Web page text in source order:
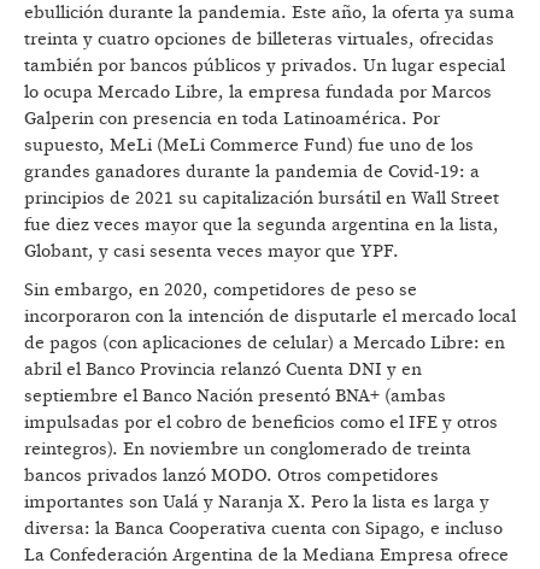
ebullición durante la pandemia. Este año, la oferta ya suma
treinta y cuatro opciones de billeteras virtuales, ofrecidas
también por bancos públicos y privados. Un lugar especial
lo ocupa Mercado Libre, la empresa fundada por Marcos
Galperin con presencia en toda Latinoamérica. Por
supuesto, MeLi (MeLi Commerce Fund) fue uno de los
grandes ganadores durante la pandemia de Covid-19: a
principios de 2021 su capitalización bursátil en Wall Street
fue diez veces mayor que la segunda argentina en la lista,
Globant, y casi sesenta veces mayor que YPF.
Sin embargo, en 2020, competidores de peso se
incorporaron con la intención de disputarle el mercado local
de pagos (con aplicaciones de celular) a Mercado Libre: en
abril el Banco Provincia relanzó Cuenta DNI y en
septiembre el Banco Nación presentó BNA+ (ambas
impulsadas por el cobro de beneficios como el IFE y otros
reintegros). En noviembre un conglomerado de treinta
bancos privados lanzó MODO. Otros competidores
importantes son Ualá y Naranja X. Pero la lista es larga y
diversa: la Banca Cooperativa cuenta con Sipago, e incluso
La Confederación Argentina de la Mediana Empresa ofrece